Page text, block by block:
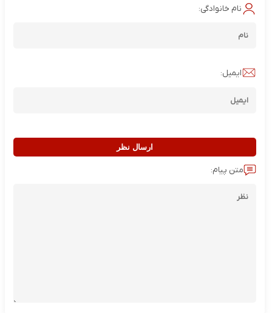
نام خانوادگی:
ایمیل:
ارسال نظر
متن پیام: